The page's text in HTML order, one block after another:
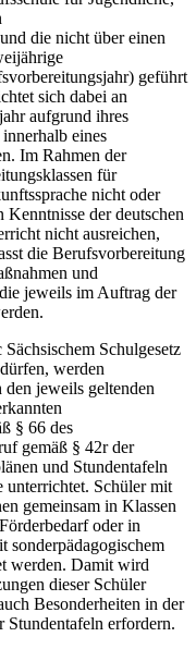
die nicht über einen
geführt
sich dabei an
aufgrund ihres
eines
Im Rahmen der
für
nicht oder
der deutschen
nicht ausreichen,
die Berufsvorbereitung
und
jeweils im Auftrag der
Schulgesetz
werden
jeweils geltenden
§ 66 des
gemäß § 42r der
und Stundentafeln
Schüler mit
gemeinsam in Klassen
oder in
sonderpädagogischem
werden. Damit wird
dieser Schüler
Besonderheiten in der
erfordern.